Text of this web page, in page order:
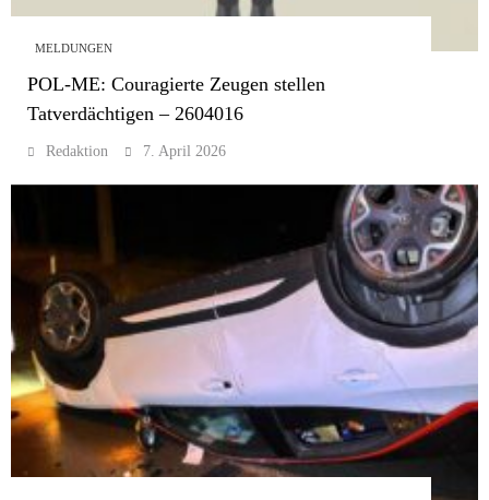
MELDUNGEN
POL-ME: Couragierte Zeugen stellen
Tatverdächtigen – 2604016
Redaktion 7. April 2026